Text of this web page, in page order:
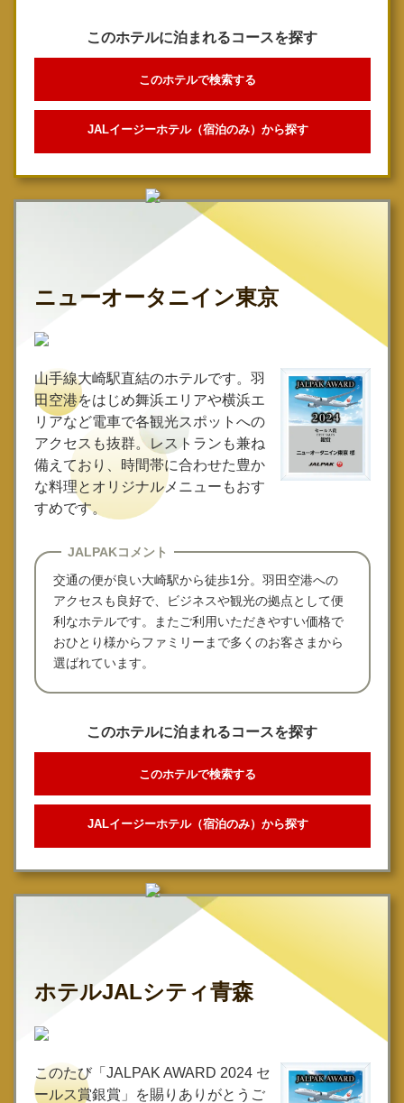
このホテルに泊まれるコースを探す
このホテルで検索する
JALイージーホテル（宿泊のみ）から探す
ニューオータニイン東京
山手線大崎駅直結のホテルです。羽
田空港をはじめ舞浜エリアや横浜エ
リアなど電車で各観光スポットへの
アクセスも抜群。レストランも兼ね
備えており、時間帯に合わせた豊か
な料理とオリジナルメニューもおす
すめです。
JALPAKコメント
交通の便が良い大崎駅から徒歩1分。羽田空港への
アクセスも良好で、ビジネスや観光の拠点として便
利なホテルです。またご利用いただきやすい価格で
おひとり様からファミリーまで多くのお客さまから
選ばれています。
このホテルに泊まれるコースを探す
このホテルで検索する
JALイージーホテル（宿泊のみ）から探す
ホテルJALシティ青森
このたび「JALPAK AWARD 2024 セ
ールス賞銀賞」を賜りありがとうご